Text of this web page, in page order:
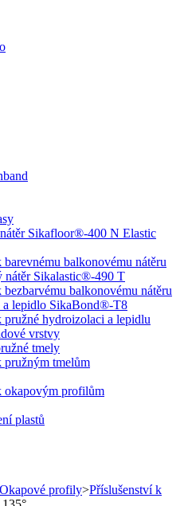
Sikafloor®-400 N Elastic
barevnému balkonovému nátěru
nátěr Sikalastic®-490 T
bezbarvému balkonovému nátěru
a lepidlo SikaBond®-T8
pružné hydroizolaci a lepidlu
vrstvy
tmely
pružným tmelům
okapovým profilům
plastů
Okapové profily>Příslušenství k